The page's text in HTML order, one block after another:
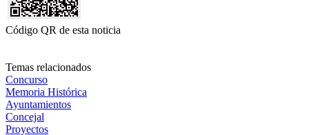
Código QR de esta noticia
Temas relacionados
Concurso
Memoria Histórica
Ayuntamientos
Concejal
Proyectos